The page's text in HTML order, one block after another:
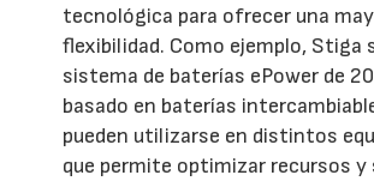
tecnológica para ofrecer una
flexibilidad. Como ejemplo, Stiga
sistema de baterías ePower de
basado en baterías
pueden utilizarse en distintos
que permite optimizar recursos